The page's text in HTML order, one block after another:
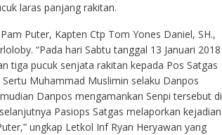
laras panjang rakitan.
Puter, Kapten Ctp Tom Yones Daniel, SH.,
“Pada hari Sabtu tanggal 13 Januari 2018
tiga pucuk senjata rakitan kepada Pos Satgas
Muhammad Muslimin selaku Danpos
Danpos mengamankan Senpi tersebut di
Pasiops Satgas melaporkan kejadian
ungkap Letkol Inf Ryan Heryawan yang